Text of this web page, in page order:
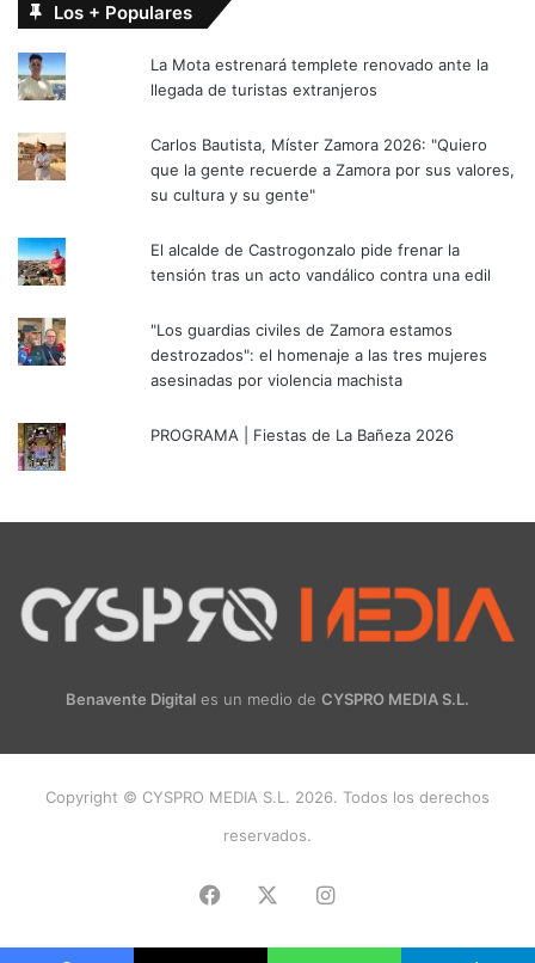
Los + Populares
La Mota estrenará templete renovado ante la
llegada de turistas extranjeros
Carlos Bautista, Míster Zamora 2026: "Quiero
que la gente recuerde a Zamora por sus valores,
su cultura y su gente"
El alcalde de Castrogonzalo pide frenar la
tensión tras un acto vandálico contra una edil
"Los guardias civiles de Zamora estamos
destrozados": el homenaje a las tres mujeres
asesinadas por violencia machista
PROGRAMA | Fiestas de La Bañeza 2026
Benavente Digital es un medio de CYSPRO MEDIA S.L.
Copyright © CYSPRO MEDIA S.L. 2026. Todos los derechos
reservados.
Facebook Instagram